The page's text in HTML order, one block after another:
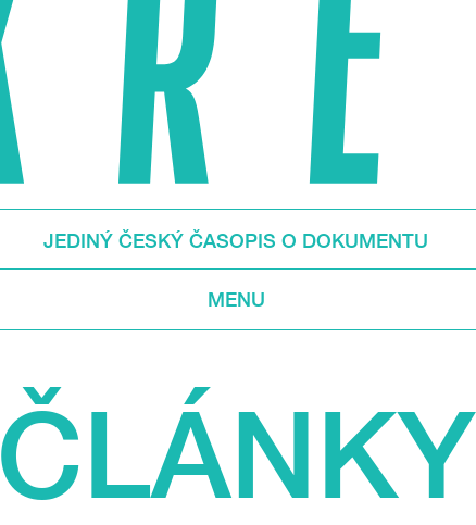
JEDINÝ ČESKÝ ČASOPIS O DOKUMENTU
MENU
ČLÁNKY